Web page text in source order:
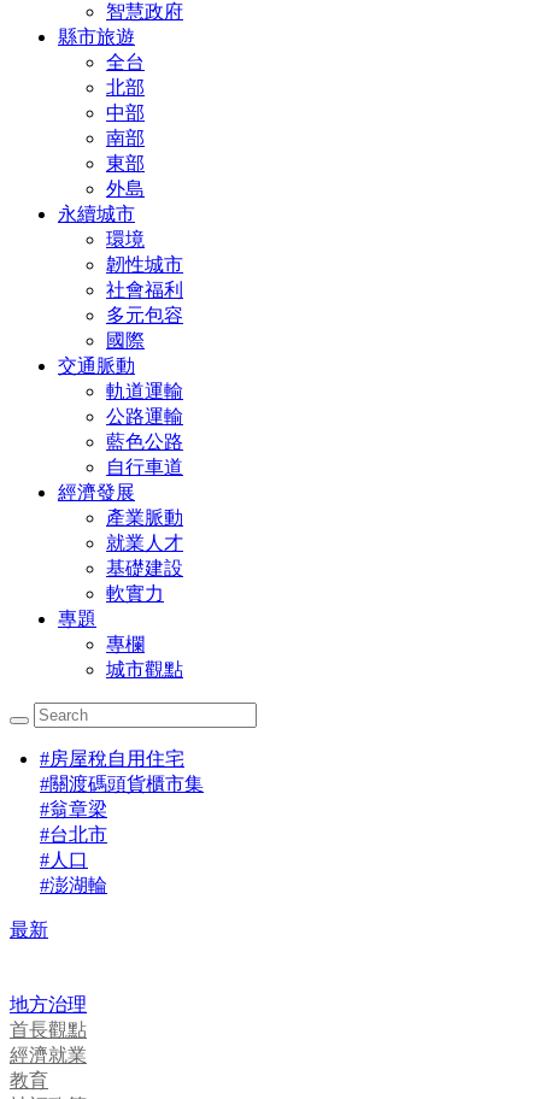
智慧政府
縣市旅遊
全台
北部
中部
南部
東部
外島
永續城市
環境
韌性城市
社會福利
多元包容
國際
交通脈動
軌道運輸
公路運輸
藍色公路
自行車道
經濟發展
產業脈動
就業人才
基礎建設
軟實力
專題
專欄
城市觀點
#房屋稅自用住宅
#關渡碼頭貨櫃市集
#翁章梁
#台北市
#人口
#澎湖輪
最新
地方治理
首長觀點
經濟就業
教育